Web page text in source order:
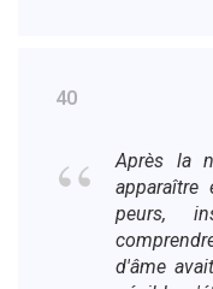
40
Après la
apparaître
peurs,
d'âme